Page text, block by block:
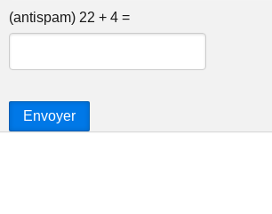
(antispam) 22 + 4 =
Envoyer